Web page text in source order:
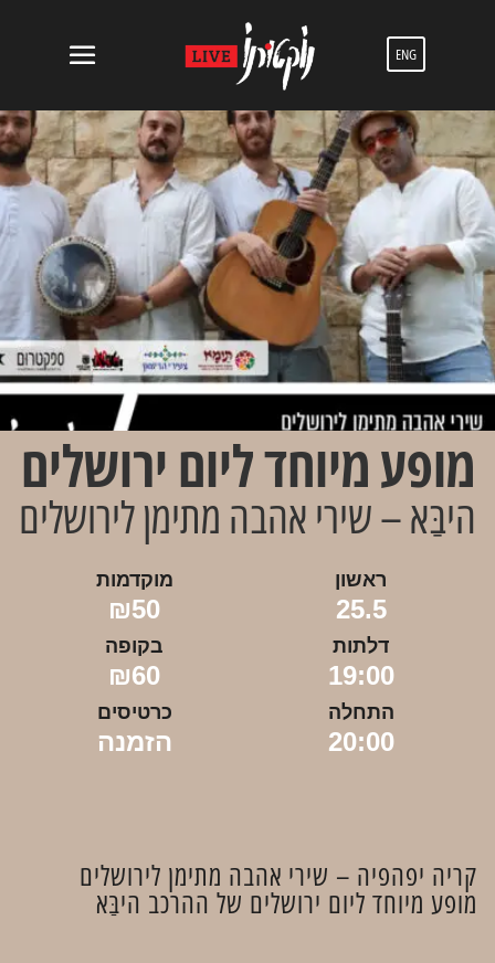
ENG
מופע מיוחד ליום ירושלים
היבַּא – שירי אהבה מתימן לירושלים
ראשון
25.5
מוקדמות
₪50
דלתות
19:00
בקופה
₪60
התחלה
20:00
כרטיסים
הזמנה
קריה יפהפיה – שירי אהבה מתימן לירושלים
מופע מיוחד ליום ירושלים של ההרכב היבַּא